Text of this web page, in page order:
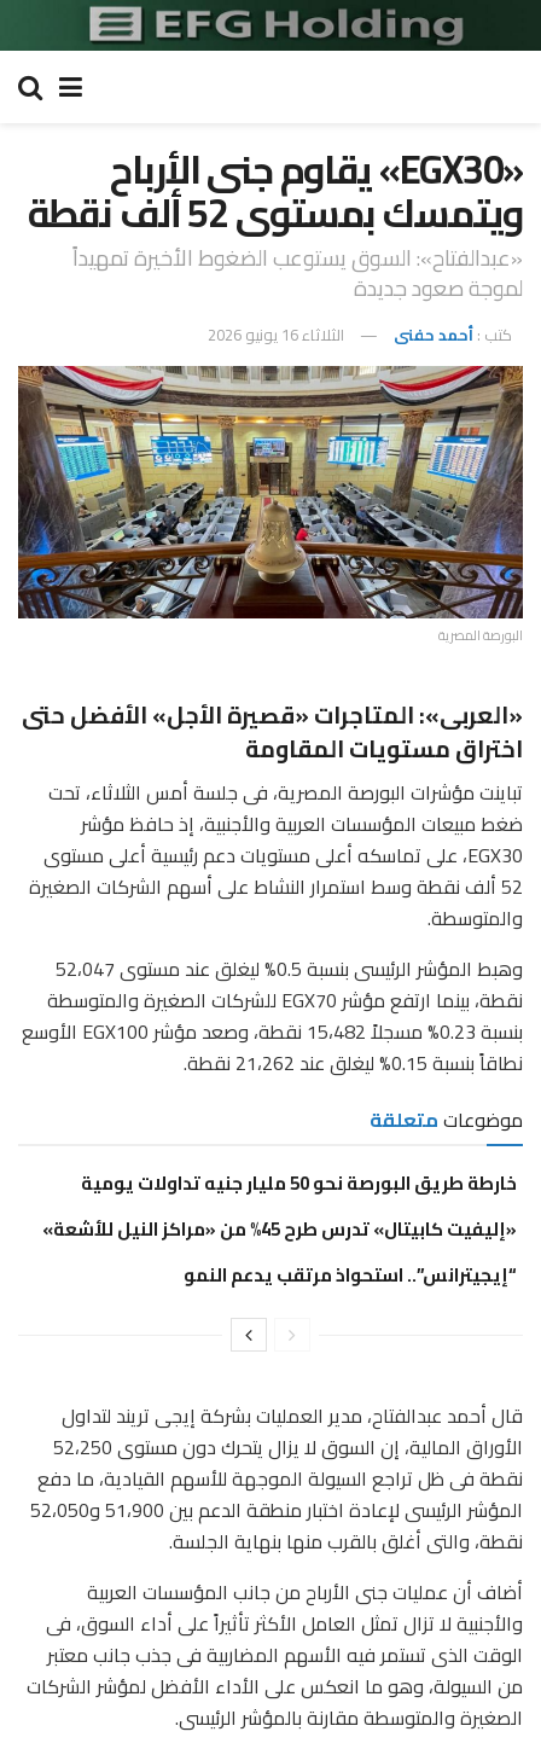
«EGX30» يقاوم جنى الأرباح
ويتمسك بمستوى 52 ألف نقطة
«عبدالفتاح»: السوق يستوعب الضغوط الأخيرة تمهيداً
لموجة صعود جديدة
كتب :أحمد حفنى الثلاثاء 16 يونيو 2026
البورصة المصرية
«العربى»: المتاجرات «قصيرة الأجل» الأفضل حتى
اختراق مستويات المقاومة
تباينت مؤشرات البورصة المصرية، فى جلسة أمس الثلاثاء، تحت
ضغط مبيعات المؤسسات العربية والأجنبية، إذ حافظ مؤشر
EGX30، على تماسكه أعلى مستويات دعم رئيسية أعلى مستوى
52 ألف نقطة وسط استمرار النشاط على أسهم الشركات الصغيرة
والمتوسطة.
وهبط المؤشر الرئيسى بنسبة 0.5% ليغلق عند مستوى 52،047
نقطة، بينما ارتفع مؤشر EGX70 للشركات الصغيرة والمتوسطة
بنسبة 0.23% مسجلاً 15،482 نقطة، وصعد مؤشر EGX100 الأوسع
نطاقاً بنسبة 0.15% ليغلق عند 21،262 نقطة.
موضوعاتمتعلقة
خارطة طريق البورصة نحو 50 مليار جنيه تداولات يومية
«إليفيت كابيتال» تدرس طرح 45% من «مراكز النيل للأشعة»
“إيجيترانس”.. استحواذ مرتقب يدعم النمو
قال أحمد عبدالفتاح، مدير العمليات بشركة إيجى تريند لتداول
الأوراق المالية، إن السوق لا يزال يتحرك دون مستوى 52،250
نقطة فى ظل تراجع السيولة الموجهة للأسهم القيادية، ما دفع
المؤشر الرئيسى لإعادة اختبار منطقة الدعم بين 51،900 و52،050
نقطة، والتى أغلق بالقرب منها بنهاية الجلسة.
أضاف أن عمليات جنى الأرباح من جانب المؤسسات العربية
والأجنبية لا تزال تمثل العامل الأكثر تأثيراً على أداء السوق، فى
الوقت الذى تستمر فيه الأسهم المضاربية فى جذب جانب معتبر
من السيولة، وهو ما انعكس على الأداء الأفضل لمؤشر الشركات
الصغيرة والمتوسطة مقارنة بالمؤشر الرئيسى.